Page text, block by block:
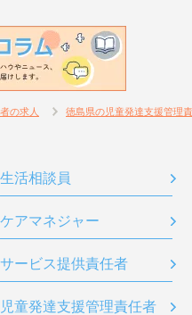
の求人 徳島県の児童発達支援管理
生活相談員
ケアマネジャー
サービス提供責任者
児童発達支援管理責任者